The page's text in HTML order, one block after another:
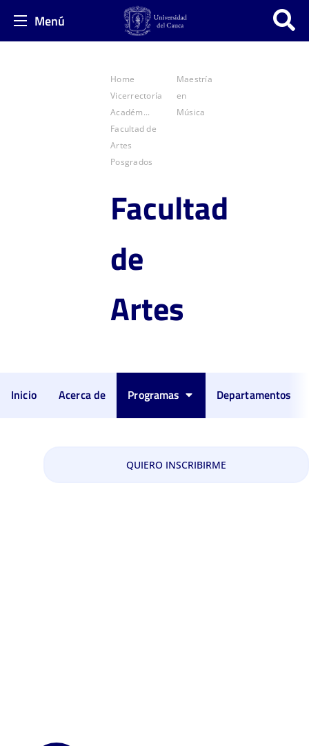
Menú
Home
Vicerrectoría
Académ...
Facultad de
Artes
Posgrados
Maestría
en
Música
Facultad
de
Artes
Inicio Acerca de Programas Departamentos
QUIERO INSCRIBIRME